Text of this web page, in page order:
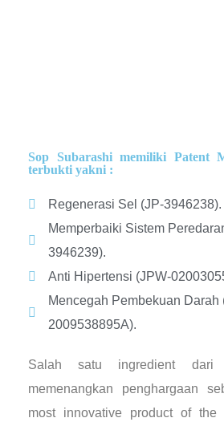
Sop Subarashi memiliki Patent
terbukti yakni :
Regenerasi Sel (JP-3946238).
Memperbaiki Sistem
3946239).
Anti Hipertensi (JPW-
Mencegah Pembekuan Darah
2009538895A).
Salah satu ingredient dari
memenangkan penghargaan
most innovative product of the